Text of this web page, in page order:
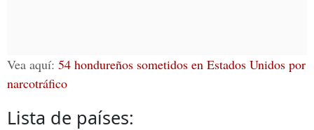
Vea aquí: 54 hondureños sometidos en Estados Unidos por
narcotráfico
Lista de países: